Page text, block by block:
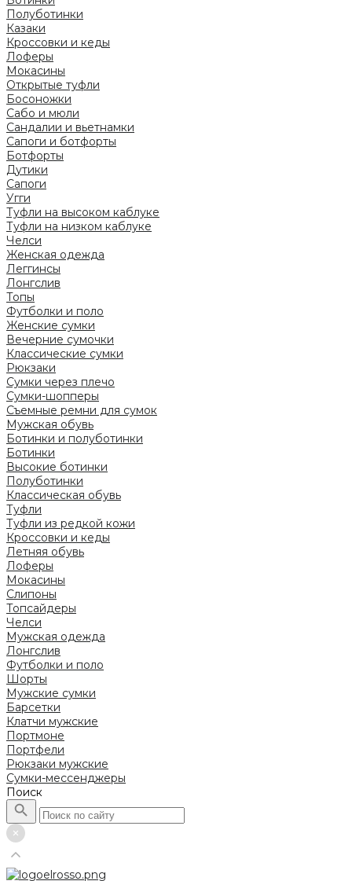
Полуботинки
Казаки
Кроссовки и кеды
Лоферы
Мокасины
Открытые туфли
Босоножки
Сабо и мюли
Сандалии и вьетнамки
Сапоги и ботфорты
Ботфорты
Дутики
Сапоги
Угги
Туфли на высоком каблуке
Туфли на низком каблуке
Челси
Женская одежда
Леггинсы
Лонгслив
Топы
Футболки и поло
Женские сумки
Вечерние сумочки
Классические сумки
Рюкзаки
Сумки через плечо
Сумки-шопперы
Съемные ремни для сумок
Мужская обувь
Ботинки и полуботинки
Ботинки
Высокие ботинки
Полуботинки
Классическая обувь
Туфли
Туфли из редкой кожи
Кроссовки и кеды
Летняя обувь
Лоферы
Мокасины
Слипоны
Топсайдеры
Челси
Мужская одежда
Лонгслив
Футболки и поло
Шорты
Мужские сумки
Барсетки
Клатчи мужские
Портмоне
Портфели
Рюкзаки мужские
Сумки-мессенджеры
Поиск